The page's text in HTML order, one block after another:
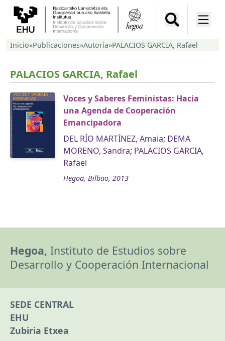
Inicio»Publicaciones»Autoría»PALACIOS GARCIA, Rafael
PALACIOS GARCIA, Rafael
Voces y Saberes Feministas: Hacia
una Agenda de Cooperación
Emancipadora
DEL RÍO MARTÍNEZ, Amaia; DEMA
MORENO, Sandra; PALACIOS GARCIA,
Rafael
Hegoa, Bilbao, 2013
Hegoa, Instituto de Estudios sobre
Desarrollo y Cooperación Internacional
SEDE CENTRAL
EHU
Zubiria Etxea